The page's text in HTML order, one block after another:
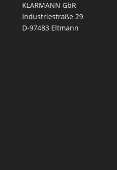
KLARMANN GbR
Industriestraße 29
D-97483 Eltmann